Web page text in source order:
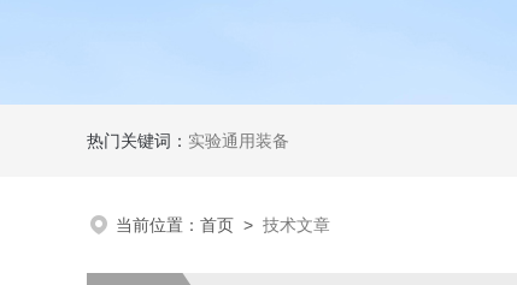
热门关键词： 实验通用装备
当前位置： 首页 > 技术文章